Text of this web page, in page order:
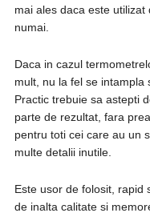
mai ales daca este
numai.
Daca in cazul
mult, nu la fel se intampla
Practic trebuie sa astepti
parte de rezultat, fara
pentru toti cei care au un
multe detalii inutile.
Este usor de folosit, rapid
de inalta calitate si